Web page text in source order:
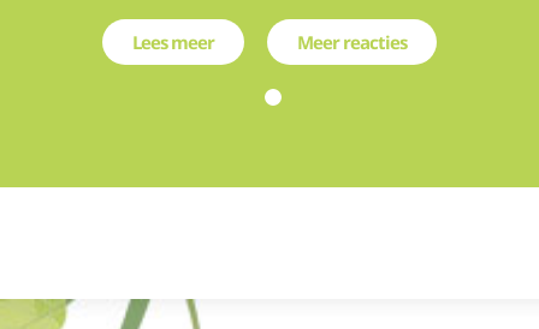
Lees meer Meer reacties